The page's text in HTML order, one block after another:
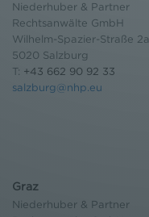
Niederhuber & Partner
Rechtsanwälte GmbH
Wilhelm-Spazier-Straße 2a
5020 Salzburg
T: +43 662 90 92 33
salzburg@nhp.eu
Graz
Niederhuber & Partner